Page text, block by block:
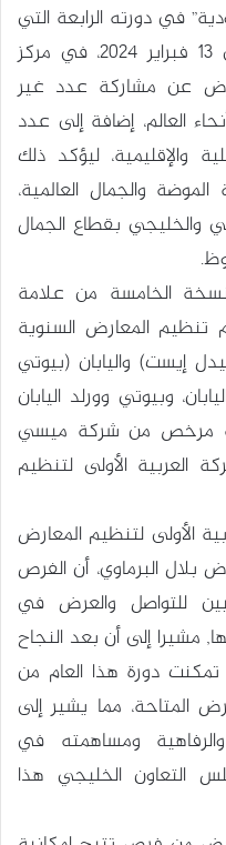
في دورته الرابعة التي
ستقام خلال الفترة من 11 وحتى 13 فبراير 2024، في مركز
عن مشاركة عدد غير
العالم، إضافة إلى عدد
والإقليمية، ليؤكد ذلك
والجمال العالمية،
والخليجي بقطاع الجمال
الخامسة من علامة
تنظيم المعارض السنوية
إيست) واليابان (بيوتي
وبيوتي وورلد اليابان
مرخص من شركة ميسي
الأولى لتنظيم
الأولى لتنظيم المعارض
بلال البرماوي، أن الفرص
للتواصل والعرض في
مشيرا إلى أن بعد النجاح
الذي حققه المعرض خلال 2022 تمكنت دورة هذا العام من
المتاحة، مما يشير إلى
ومساهمته في
التعاون الخليجي هذا